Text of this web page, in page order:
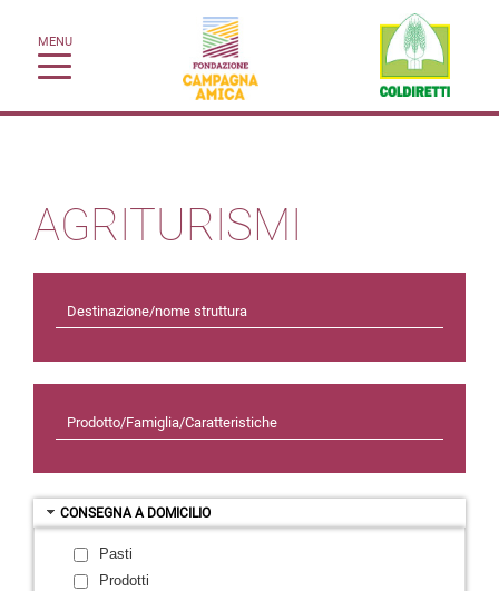
MENU
AGRITURISMI
CONSEGNA A DOMICILIO
Pasti
Prodotti